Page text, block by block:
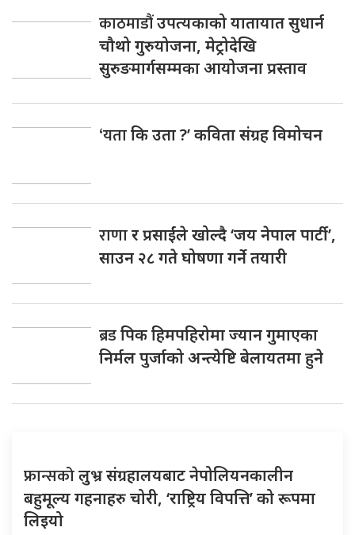
काठमाडौंउपत्यकाको यातायात सुधार्न
चौथो गुरुयोजना, मेट्रोदेखि
सुरुङमार्गसम्मका आयोजना प्रस्ताव
‘यताकि उता ?’ कविता संग्रह विमोचन
राणार प्रसाईंले खोल्दै ‘जय नेपाल पार्टी’,
साउन २८ गते घोषणा गर्ने तयारी
ब्रडपिक हिमपहिरोमा ज्यान गुमाएका
निर्मल पुर्जाको अन्त्येष्टि बेलायतमा हुने
फ्रान्सकोलुभ्र संग्रहालयबाट नेपोलियनकालीन
बहुमूल्य गहनाहरु चोरी, ‘राष्ट्रिय विपत्ति’ को रूपमा
लिइयो